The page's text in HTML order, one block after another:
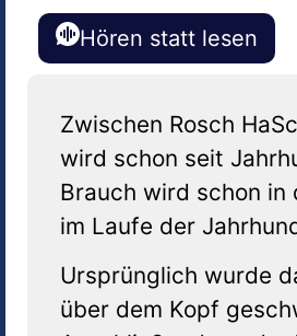
Hören statt lesen
Zwischen Rosch
wird schon seit
Brauch wird schon in
im Laufe der
Ursprünglich wurde
über dem Kopf